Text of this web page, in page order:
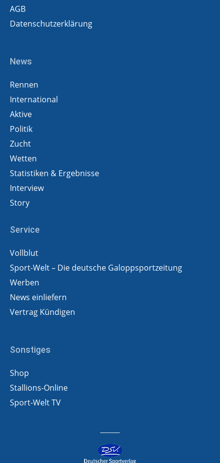
AGB
Datenschutzerklärung
News
Rennen
International
Aktive
Politik
Zucht
Wetten
Statistiken & Ergebnisse
Interview
Story
Service
Vollblut
Sport-Welt – Die deutsche Galoppsportzeitung
Werben
News einliefern
Vertrag Kündigen
Sonstiges
Shop
Stallions-Online
Sport-Welt TV